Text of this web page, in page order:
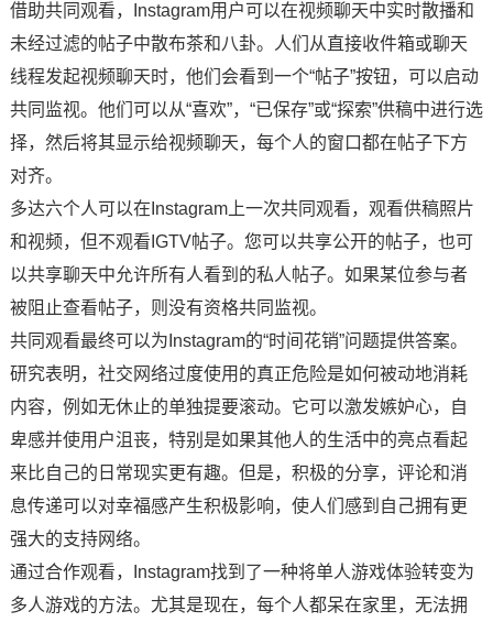
借助共同观看，Instagram用户可以在视频聊天中实时散播和
未经过滤的帖子中散布茶和八卦。人们从直接收件箱或聊天
线程发起视频聊天时，他们会看到一个“帖子”按钮，可以启动
共同监视。他们可以从“喜欢”，“已保存”或“探索”供稿中进行选
择，然后将其显示给视频聊天，每个人的窗口都在帖子下方
对齐。
多达六个人可以在Instagram上一次共同观看，观看供稿照片
和视频，但不观看IGTV帖子。您可以共享公开的帖子，也可
以共享聊天中允许所有人看到的私人帖子。如果某位参与者
被阻止查看帖子，则没有资格共同监视。
共同观看最终可以为Instagram的“时间花销”问题提供答案。
研究表明，社交网络过度使用的真正危险是如何被动地消耗
内容，例如无休止的单独提要滚动。它可以激发嫉妒心，自
卑感并使用户沮丧，特别是如果其他人的生活中的亮点看起
来比自己的日常现实更有趣。但是，积极的分享，评论和消
息传递可以对幸福感产生积极影响，使人们感到自己拥有更
强大的支持网络。
通过合作观看，Instagram找到了一种将单人游戏体验转变为
多人游戏的方法。尤其是现在，每个人都呆在家里，无法拥